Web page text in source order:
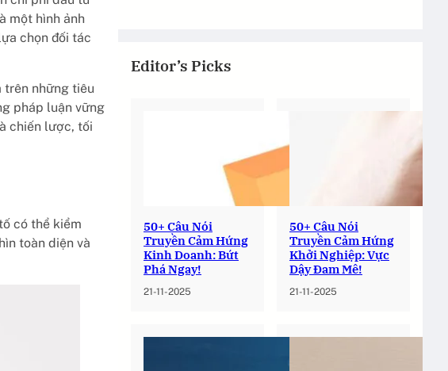
một hình ảnh
chọn đối tác
trên những tiêu
pháp luận vững
chiến lược, tối
có thể kiểm
toàn diện và
Editor’s Picks
50+ Câu Nói
Truyền Cảm Hứng
Kinh Doanh: Bứt
Phá Ngay!
21-11-2025
50+ Câu Nói
Truyền Cảm Hứng
Khởi Nghiệp: Vực
Dậy Đam Mê!
21-11-2025